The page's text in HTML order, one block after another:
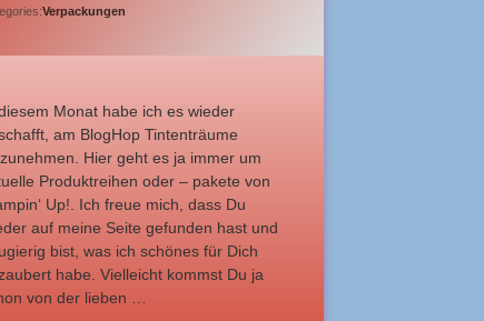
Verpackungen
Monat habe ich es wieder
am BlogHop Tintenträume
Hier geht es ja immer um
Produktreihen oder – pakete von
Up!. Ich freue mich, dass Du
auf meine Seite gefunden hast und
bist, was ich schönes für Dich
habe. Vielleicht kommst Du ja
von der lieben …